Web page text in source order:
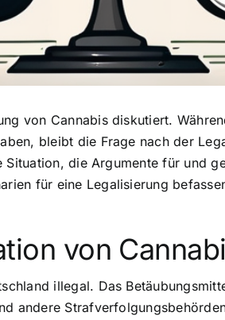
von Cannabis diskutiert.
bleibt die Frage nach der
die Argumente für und
für eine Legalisierung
von
illegal. Das
andere